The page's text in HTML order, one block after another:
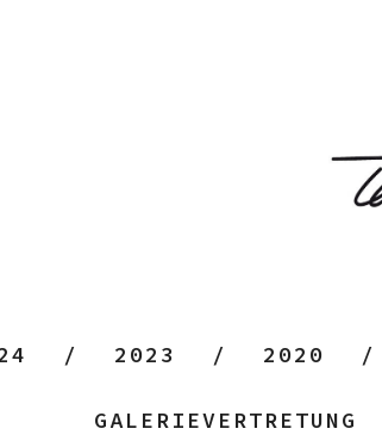
2023 2020
GALERIEVERTRETUNG